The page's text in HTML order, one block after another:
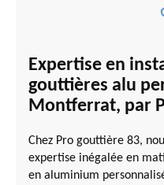
Expertise en
gouttières alu
Montferrat, par
Chez Pro gouttière 83,
expertise inégalée en
en aluminium